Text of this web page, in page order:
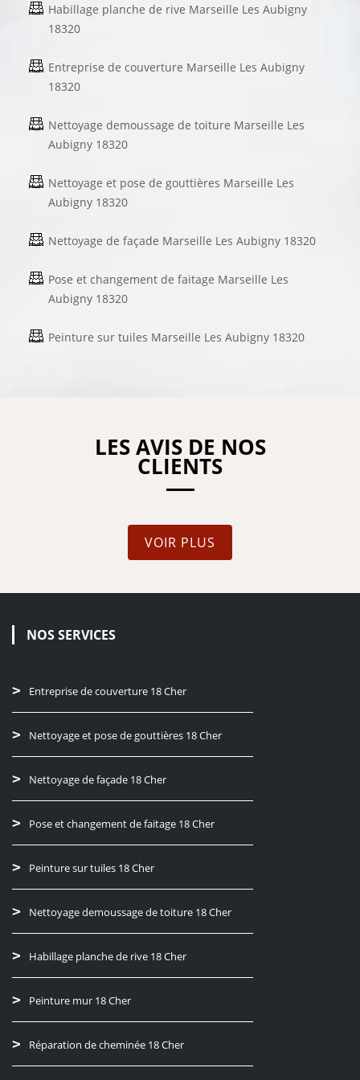
Habillage planche de rive Marseille Les Aubigny
18320
Entreprise de couverture Marseille Les Aubigny
18320
Nettoyage demoussage de toiture Marseille Les
Aubigny 18320
Nettoyage et pose de gouttières Marseille Les
Aubigny 18320
Nettoyage de façade Marseille Les Aubigny 18320
Pose et changement de faitage Marseille Les
Aubigny 18320
Peinture sur tuiles Marseille Les Aubigny 18320
LES AVIS DE NOS
CLIENTS
VOIR PLUS
NOS SERVICES
Entreprise de couverture 18 Cher
Nettoyage et pose de gouttières 18 Cher
Nettoyage de façade 18 Cher
Pose et changement de faitage 18 Cher
Peinture sur tuiles 18 Cher
Nettoyage demoussage de toiture 18 Cher
Habillage planche de rive 18 Cher
Peinture mur 18 Cher
Réparation de cheminée 18 Cher